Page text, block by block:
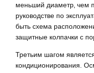
меньший диаметр‚ чем
руководстве по
быть схема
защитные колпачки с
Третьим шагом
кондиционирования.